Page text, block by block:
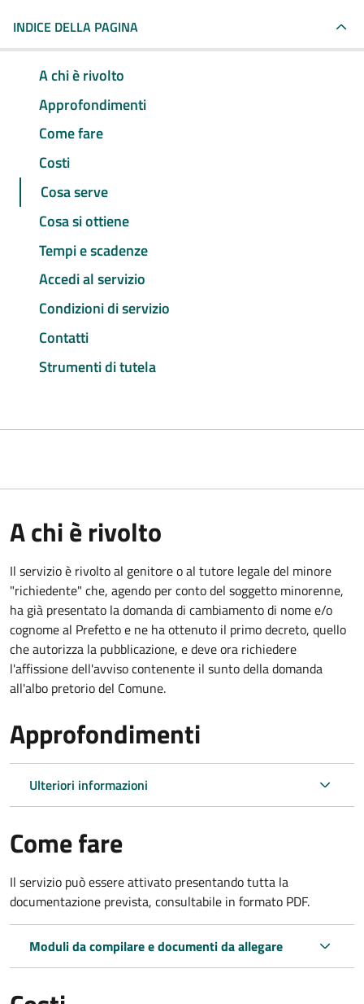
INDICE DELLA PAGINA
A chi è rivolto
Approfondimenti
Come fare
Costi
Cosa serve
Cosa si ottiene
Tempi e scadenze
Accedi al servizio
Condizioni di servizio
Contatti
Strumenti di tutela
A chi è rivolto
Il servizio è rivolto al genitore o al tutore legale del minore
"richiedente" che, agendo per conto del soggetto minorenne,
ha già presentato la domanda di cambiamento di nome e/o
cognome al Prefetto e ne ha ottenuto il primo decreto, quello
che autorizza la pubblicazione, e deve ora richiedere
l'affissione dell'avviso contenente il sunto della domanda
all'albo pretorio del Comune.
Approfondimenti
Ulteriori informazioni
Come fare
Il servizio può essere attivato presentando tutta la
documentazione prevista, consultabile in formato PDF.
Moduli da compilare e documenti da allegare